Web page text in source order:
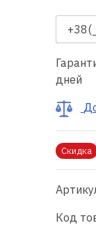
Контакты
нас
дней
Скидка
Код